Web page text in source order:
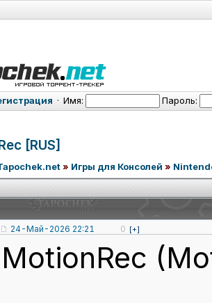
· Имя: Пароль:
[RUS]
» Игры для Консолей »
24-Май-2026 22:21 0 [+]
MotionRec